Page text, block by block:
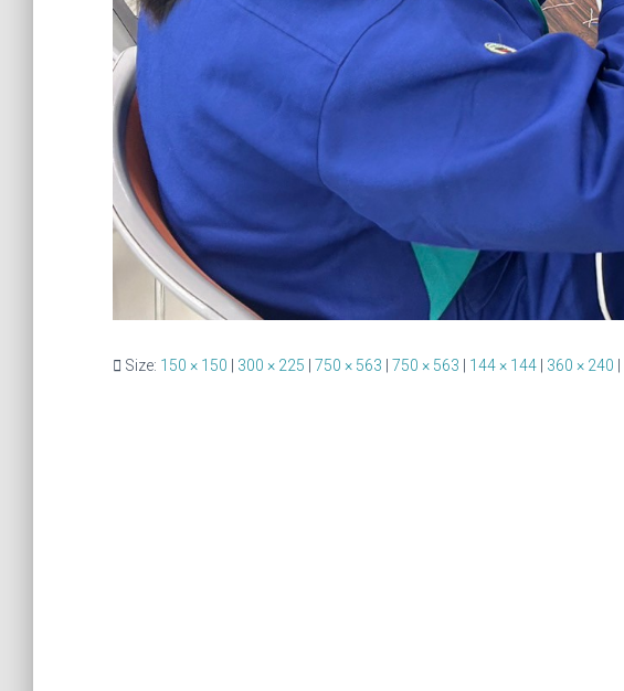
Size: 150 × 150 300 × 225 750 × 563 750 × 563 144 × 144 360 × 240